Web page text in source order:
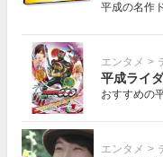
平成の名作
エンタメ >
平成ライ
おすすめの
エンタメ >